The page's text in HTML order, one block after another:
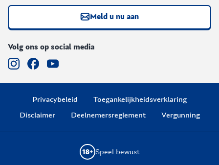
Meld u nu aan
Volg ons op social media
Privacybeleid
Toegankelijkheidsverklaring
Disclaimer
Deelnemersreglement Vergunning
Speel bewust